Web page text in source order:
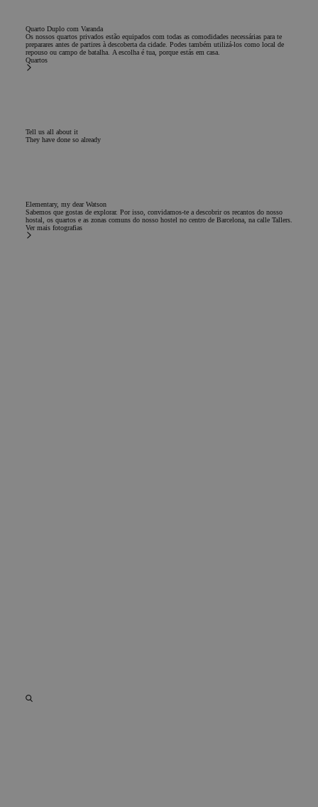
Quarto Duplo com Varanda
Os nossos quartos privados estão equipados com todas as comodidades necessárias para te
preparares antes de partires à descoberta da cidade. Podes também utilizá-los como local de
repouso ou campo de batalha. A escolha é tua, porque estás em casa.
Quartos
Tell us all about it
They have done so already
Elementary, my dear Watson
Sabemos que gostas de explorar. Por isso, convidamos-te a descobrir os recantos do nosso
hostal, os quartos e as zonas comuns do nosso hostel no centro de Barcelona, na calle Tallers.
Ver mais fotografias